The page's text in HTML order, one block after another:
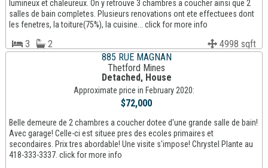
lumineux et chaleureux. On y retrouve 3 chambres a coucher ainsi que 2
salles de bain completes. Plusieurs renovations ont ete effectuees dont
les fenetres, la toiture(75%), la cuisine... click for more info
3 2
4998 sqft
885 RUE MAGNAN
Thetford Mines
Detached, House
Approximate price in February 2020:
$72,000
Belle demeure de 2 chambres a coucher dotee d'une grande salle de bain!
Avec garage! Celle-ci est situee pres des ecoles primaires et
secondaires. Prix tres abordable! Une visite s'impose! Chrystel Plante au
418-333-3337. click for more info